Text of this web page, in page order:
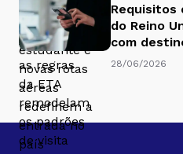
Requisitos
do Reino
com
28/06/2026